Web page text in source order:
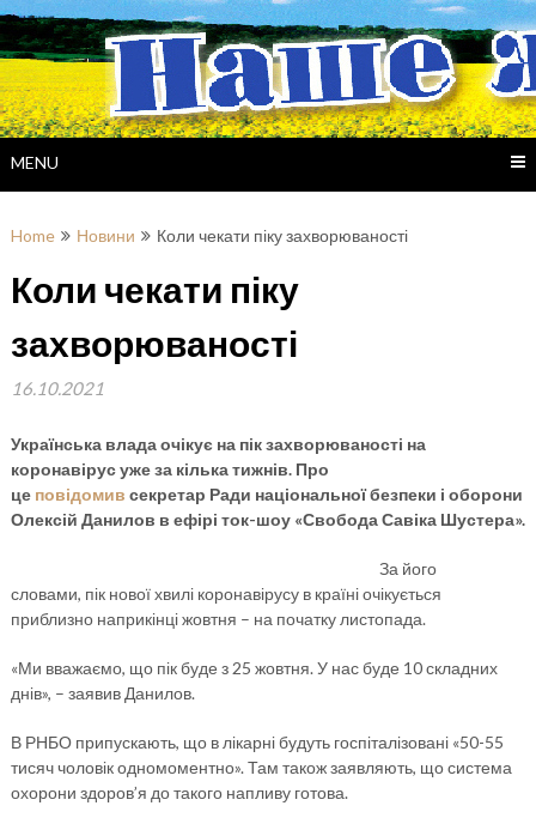
Skip
to
content
MENU
Home Новини Коли чекати піку захворюваності
Коли чекати піку
захворюваності
16.10.2021
Українська влада очікує на пік захворюваності на
коронавірус уже за кілька тижнів. Про
це повідомив секретар Ради національної безпеки і оборони
Олексій Данилов в ефірі ток-шоу «Свобода Савіка Шустера».
За його
словами, пік нової хвилі коронавірусу в країні очікується
приблизно наприкінці жовтня – на початку листопада.
«Ми вважаємо, що пік буде з 25 жовтня. У нас буде 10 складних
днів», – заявив Данилов.
В РНБО припускають, що в лікарні будуть госпіталізовані «50-55
тисяч чоловік одномоментно». Там також заявляють, що система
охорони здоров’я до такого напливу готова.